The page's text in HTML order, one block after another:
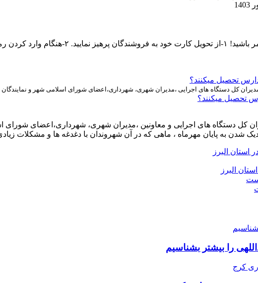
کل دستگاه های اجرایی ،مدیران شهری، شهرداری،اعضای شورای اسلامی شهر و
تحصیل میکنند؟
کل دستگاه های اجرایی و معاونین ،مدیران شهری، شهرداری،اعضای
شدن به پایان مهرماه ، ماهی که در آن شهروندان با دغدغه ها و مشکلات
البرز
را بیشتر بشناسیم